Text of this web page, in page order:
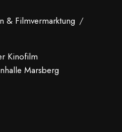
& Filmvermarktung
Kinofilm
Marsberg